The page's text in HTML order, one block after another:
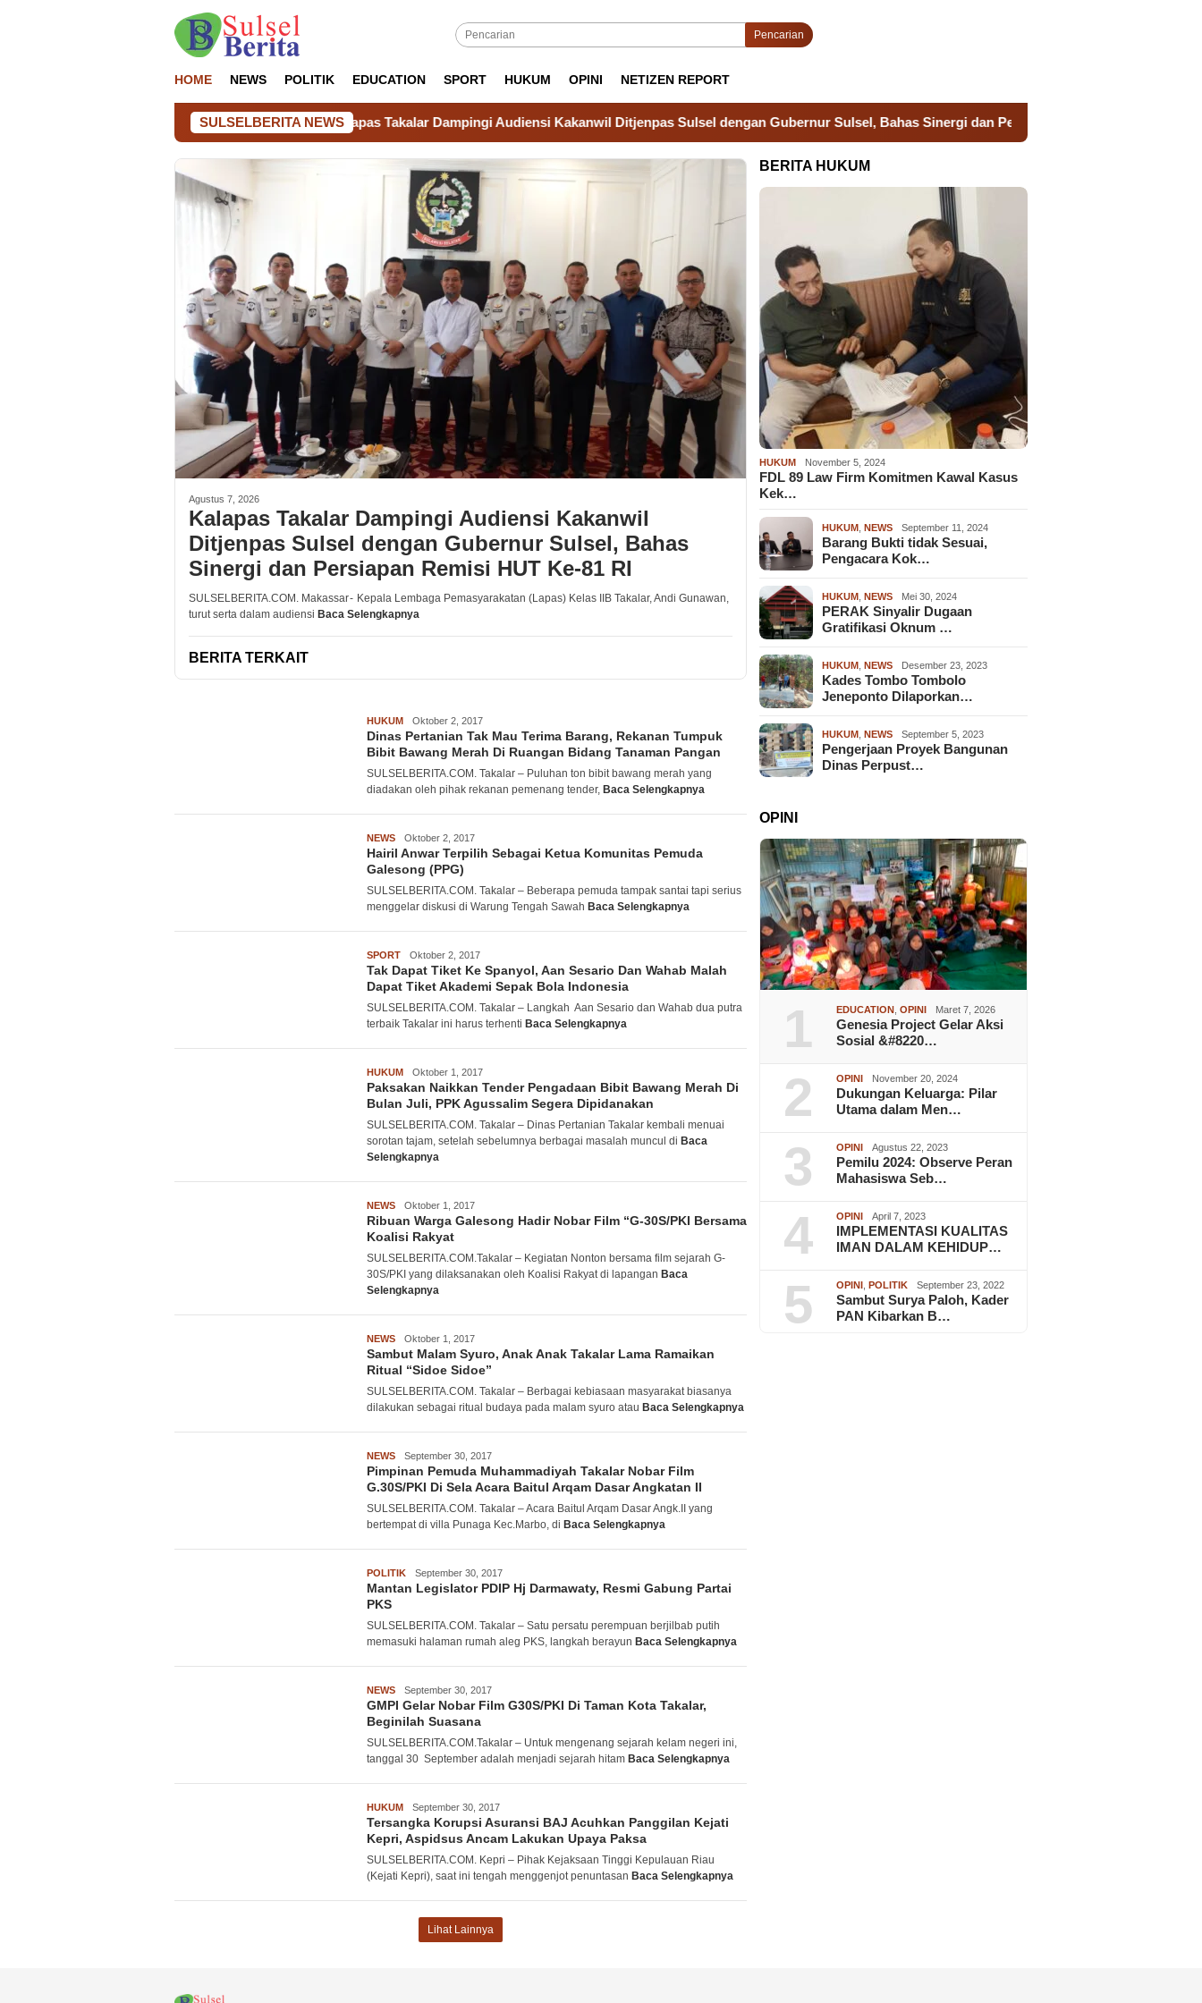
Pencarian
HOME NEWS POLITIK EDUCATION SPORT HUKUM OPINI NETIZEN REPORT
SULSELBERITA NEWS
Kalapas Takalar Dampingi Audiensi Kakanwil Ditjenpas Sulsel dengan Gubernur Sulsel, Bahas Sinergi dan Persiapan Remisi HUT Ke-81 RI
Agustus 7, 2026
Kalapas Takalar Dampingi Audiensi Kakanwil
Ditjenpas Sulsel dengan Gubernur Sulsel, Bahas
Sinergi dan Persiapan Remisi HUT Ke-81 RI
SULSELBERITA.COM. Makassar - Kepala Lembaga Pemasyarakatan (Lapas) Kelas IIB Takalar, Andi Gunawan,
turut serta dalam audiensi Baca Selengkapnya
BERITA TERKAIT
HUKUM acwank
Oktober 2, 2017
Dinas Pertanian Tak Mau Terima Barang, Rekanan Tumpuk
Bibit Bawang Merah Di Ruangan Bidang Tanaman Pangan
SULSELBERITA.COM. Takalar – Puluhan ton bibit bawang merah yang
diadakan oleh pihak rekanan pemenang tender, Baca Selengkapnya
NEWS acwank
Oktober 2, 2017
Hairil Anwar Terpilih Sebagai Ketua Komunitas Pemuda
Galesong (PPG)
SULSELBERITA.COM. Takalar – Beberapa pemuda tampak santai tapi serius
menggelar diskusi di Warung Tengah Sawah Baca Selengkapnya
SPORT acwank
Oktober 2, 2017
Tak Dapat Tiket Ke Spanyol, Aan Sesario Dan Wahab Malah
Dapat Tiket Akademi Sepak Bola Indonesia
SULSELBERITA.COM. Takalar – Langkah Aan Sesario dan Wahab dua putra
terbaik Takalar ini harus terhenti Baca Selengkapnya
HUKUM acwank
Oktober 1, 2017
Paksakan Naikkan Tender Pengadaan Bibit Bawang Merah Di
Bulan Juli, PPK Agussalim Segera Dipidanakan
SULSELBERITA.COM. Takalar – Dinas Pertanian Takalar kembali menuai
sorotan tajam, setelah sebelumnya berbagai masalah muncul di Baca
Selengkapnya
NEWS acwank
Oktober 1, 2017
Ribuan Warga Galesong Hadir Nobar Film “G-30S/PKI Bersama
Koalisi Rakyat
SULSELBERITA.COM.Takalar – Kegiatan Nonton bersama film sejarah G-
30S/PKI yang dilaksanakan oleh Koalisi Rakyat di lapangan Baca
Selengkapnya
NEWS acwank
Oktober 1, 2017
Sambut Malam Syuro, Anak Anak Takalar Lama Ramaikan
Ritual “Sidoe Sidoe”
SULSELBERITA.COM. Takalar – Berbagai kebiasaan masyarakat biasanya
dilakukan sebagai ritual budaya pada malam syuro atau Baca Selengkapnya
NEWS acwank
September 30, 2017
Pimpinan Pemuda Muhammadiyah Takalar Nobar Film
G.30S/PKI Di Sela Acara Baitul Arqam Dasar Angkatan II
SULSELBERITA.COM. Takalar – Acara Baitul Arqam Dasar Angk.II yang
bertempat di villa Punaga Kec.Marbo, di Baca Selengkapnya
POLITIK acwank
September 30, 2017
Mantan Legislator PDIP Hj Darmawaty, Resmi Gabung Partai
PKS
SULSELBERITA.COM. Takalar – Satu persatu perempuan berjilbab putih
memasuki halaman rumah aleg PKS, langkah berayun Baca Selengkapnya
NEWS acwank
September 30, 2017
GMPI Gelar Nobar Film G30S/PKI Di Taman Kota Takalar,
Beginilah Suasana
SULSELBERITA.COM.Takalar – Untuk mengenang sejarah kelam negeri ini,
tanggal 30 September adalah menjadi sejarah hitam Baca Selengkapnya
HUKUM acwank
September 30, 2017
Tersangka Korupsi Asuransi BAJ Acuhkan Panggilan Kejati
Kepri, Aspidsus Ancam Lakukan Upaya Paksa
SULSELBERITA.COM. Kepri – Pihak Kejaksaan Tinggi Kepulauan Riau
(Kejati Kepri), saat ini tengah menggenjot penuntasan Baca Selengkapnya
Lihat Lainnya
BERITA HUKUM
HUKUM November 5, 2024
FDL 89 Law Firm Komitmen Kawal Kasus
Kek…
HUKUM ,NEWS September 11, 2024
Barang Bukti tidak Sesuai,
Pengacara Kok…
HUKUM ,NEWS Mei 30, 2024
PERAK Sinyalir Dugaan
Gratifikasi Oknum …
HUKUM ,NEWS Desember 23, 2023
Kades Tombo Tombolo
Jeneponto Dilaporkan…
HUKUM ,NEWS September 5, 2023
Pengerjaan Proyek Bangunan
Dinas Perpust…
OPINI
1 EDUCATION ,OPINI Maret 7, 2026
Genesia Project Gelar Aksi
Sosial &#8220…
2 OPINI November 20, 2024
Dukungan Keluarga: Pilar
Utama dalam Men…
3 OPINI Agustus 22, 2023
Pemilu 2024: Observe Peran
Mahasiswa Seb…
4 OPINI April 7, 2023
IMPLEMENTASI KUALITAS
IMAN DALAM KEHIDUP…
5 OPINI , POLITIK September 23, 2022
Sambut Surya Paloh, Kader
PAN Kibarkan B…